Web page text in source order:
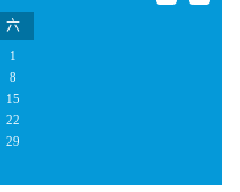
六
1
8
15
22
29